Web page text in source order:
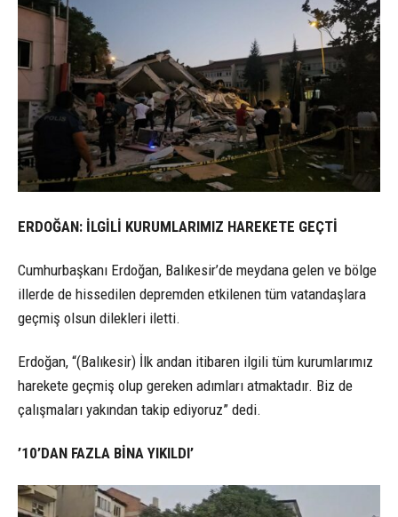
ERDOĞAN: İLGİLİ KURUMLARIMIZ HAREKETE GEÇTİ
Cumhurbaşkanı Erdoğan, Balıkesir’de meydana gelen ve bölge
illerde de hissedilen depremden etkilenen tüm vatandaşlara
geçmiş olsun dilekleri iletti.
Erdoğan, “(Balıkesir) İlk andan itibaren ilgili tüm kurumlarımız
harekete geçmiş olup gereken adımları atmaktadır. Biz de
çalışmaları yakından takip ediyoruz” dedi.
’10’DAN FAZLA BİNA YIKILDI’